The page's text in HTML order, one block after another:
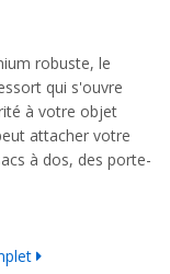
robuste, le
qui s'ouvre
à votre objet
attacher votre
à dos, des porte-